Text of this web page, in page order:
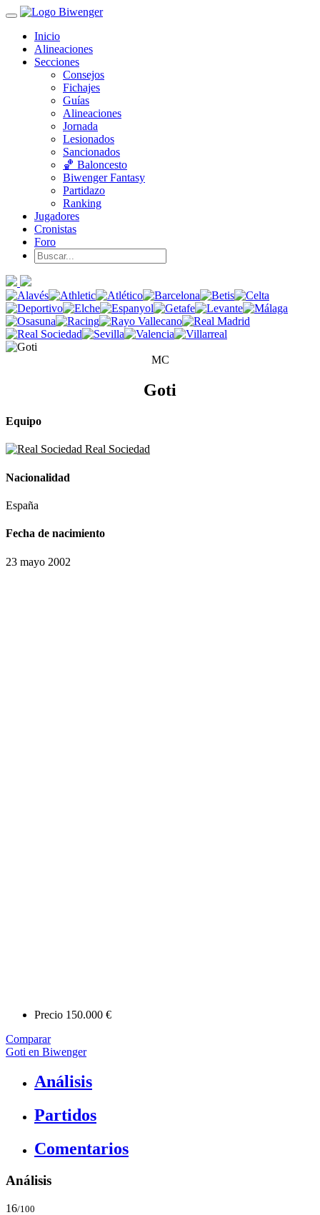
Inicio
Alineaciones
Secciones
Consejos
Fichajes
Guías
Alineaciones
Jornada
Lesionados
Sancionados
🏀 Baloncesto
Biwenger Fantasy
Partidazo
Ranking
Jugadores
Cronistas
Foro
MC
Goti
Equipo
Real Sociedad
Nacionalidad
España
Fecha de nacimiento
23 mayo 2002
Precio 150.000 €
Comparar
Goti en Biwenger
Análisis
Partidos
Comentarios
Análisis
16/100